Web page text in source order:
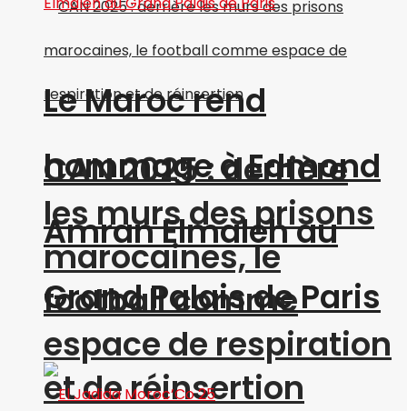
CAN 2025 : derrière
les murs des prisons
marocaines, le
football comme
espace de respiration
et de réinsertion
Le Maroc rend
hommage à Edmond
Amran Elmaleh au
Grand Palais de Paris